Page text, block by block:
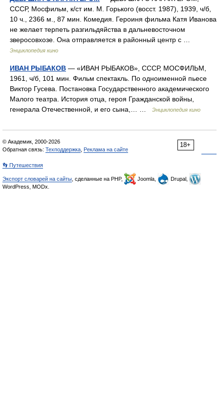
СССР, Мосфильм, к/ст им. М. Горького (восст. 1987), 1939, ч/б,
10 ч., 2366 м., 87 мин. Комедия. Героиня фильма Катя Иванова
не желает терпеть разгильдяйства в дальневосточном
зверосовхозе. Она отправляется в районный центр с …
Энциклопедия кино
ИВАН РЫБАКОВ — «ИВАН РЫБАКОВ», СССР, МОСФИЛЬМ,
1961, ч/б, 101 мин. Фильм спектакль. По одноименной пьесе
Виктор Гусева. Постановка Государственного академического
Малого театра. История отца, героя Гражданской войны,
генерала Отечественной, и его сына,… …
Энциклопедия кино
18+
© Академик, 2000-2026
Обратная связь: Техподдержка Реклама на сайте
👣 Путешествия
Экспорт словарей на сайты , сделанные на PHP, Joomla,
Drupal,
WordPress, MODx.